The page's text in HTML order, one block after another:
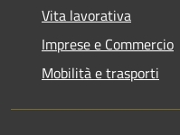
Vita lavorativa
Imprese e Commercio
Mobilità e trasporti